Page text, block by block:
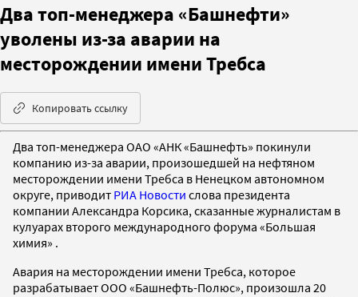
Два топ-менеджера «Башнефти»
уволены из-за аварии на
месторождении имени Требса
Копировать ссылку
Два топ-менеджера ОАО «АНК «Башнефть» покинули
компанию из-за аварии, произошедшей на нефтяном
месторождении имени Требса в Ненецком автономном
округе, приводит РИА Новости слова президента
компании Александра Корсика, сказанные журналистам в
кулуарах второго международного форума «Большая
химия» .
Авария на месторождении имени Требса, которое
разрабатывает ООО «Башнефть-Полюс», произошла 20